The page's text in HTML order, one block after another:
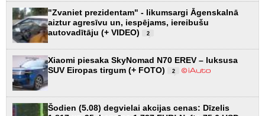
"Zvaniet prezidentam" - likumsargi Āgenskalnā
aiztur agresīvu un, iespējams, iereibušu
autovadītāju (+ VIDEO)
2
Xiaomi piesaka SkyNomad N70 EREV – luksusa
SUV Eiropas tirgum (+ FOTO)
2
Šodien (5.08) degvielai akcijas cenas: Dīzelis